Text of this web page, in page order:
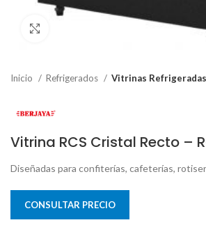
Inicio Refrigerados Vitrinas Refrigeradas
Vitrina RCS Cristal Recto –
Diseñadas para confiterías, cafeterías,
CONSULTAR PRECIO